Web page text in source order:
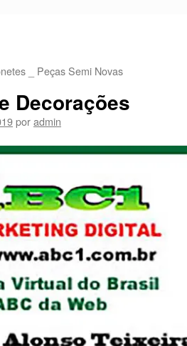
_ Peças Semi Novas
Decorações
poradmin